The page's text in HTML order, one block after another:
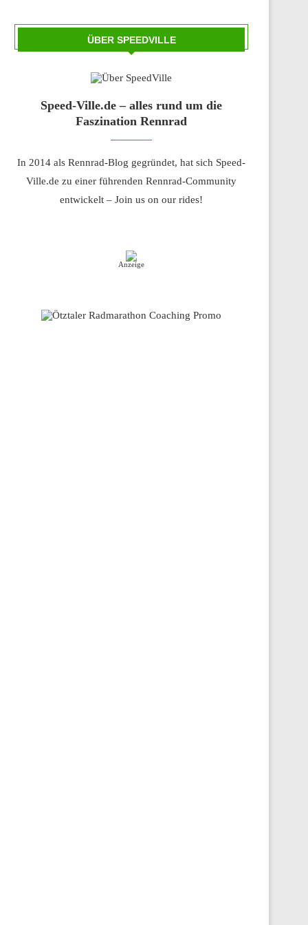
ÜBER SPEEDVILLE
Speed-Ville.de – alles rund um die
Faszination Rennrad
In 2014 als Rennrad-Blog gegründet, hat sich Speed-
Ville.de zu einer führenden Rennrad-Community
entwickelt – Join us on our rides!
Anzeige